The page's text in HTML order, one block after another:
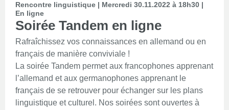
Rencontre linguistique | Mercredi 30.11.2022 à 18h30 |
En ligne
Soirée Tandem en ligne
Rafraîchissez vos connaissances en allemand ou en
français de manière conviviale !
La soirée Tandem permet aux francophones apprenant
l’allemand et aux germanophones apprenant le
français de se retrouver pour échanger sur les plans
linguistique et culturel. Nos soirées sont ouvertes à